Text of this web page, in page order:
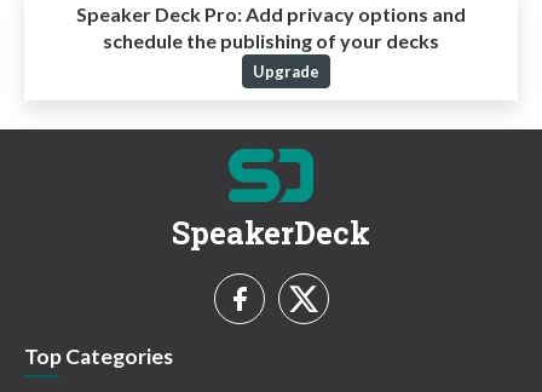
Speaker Deck Pro:Add privacy options and
schedule the publishing of your decks
Upgrade
SpeakerDeck
Top Categories